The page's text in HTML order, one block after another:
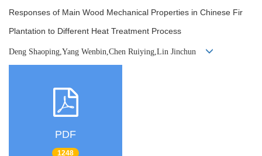
Responses of Main Wood Mechanical Properties in Chinese Fir
Plantation to Different Heat Treatment Process
Deng Shaoping,Yang Wenbin,Chen Ruiying,Lin Jinchun
PDF
1248